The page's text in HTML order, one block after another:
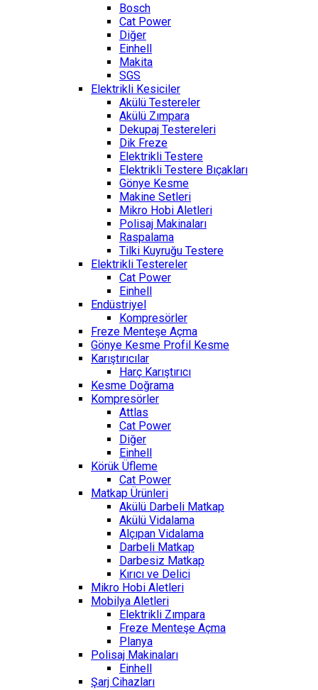
Bosch
Cat Power
Diğer
Einhell
Makita
SGS
Elektrikli Kesiciler
Akülü Testereler
Akülü Zımpara
Dekupaj Testereleri
Dik Freze
Elektrikli Testere
Elektrikli Testere Bıçakları
Gönye Kesme
Makine Setleri
Mikro Hobi Aletleri
Polisaj Makinaları
Raspalama
Tilki Kuyruğu Testere
Elektrikli Testereler
Cat Power
Einhell
Endüstriyel
Kompresörler
Freze Menteşe Açma
Gönye Kesme Profil Kesme
Karıştırıcılar
Harç Karıştırıcı
Kesme Doğrama
Kompresörler
Attlas
Cat Power
Diğer
Einhell
Körük Üfleme
Cat Power
Matkap Ürünleri
Akülü Darbeli Matkap
Akülü Vidalama
Alçıpan Vidalama
Darbeli Matkap
Darbesiz Matkap
Kırıcı ve Delici
Mikro Hobi Aletleri
Mobilya Aletleri
Elektrikli Zımpara
Freze Menteşe Açma
Planya
Polisaj Makinaları
Einhell
Şarj Cihazları